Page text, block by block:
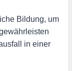
Bildung, um
in einer